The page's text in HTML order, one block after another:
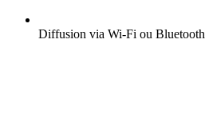
Diffusion via Wi-Fi ou Bluetooth